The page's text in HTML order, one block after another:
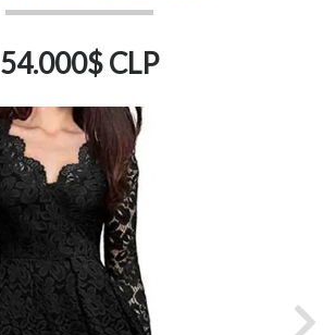
54.000$ CLP